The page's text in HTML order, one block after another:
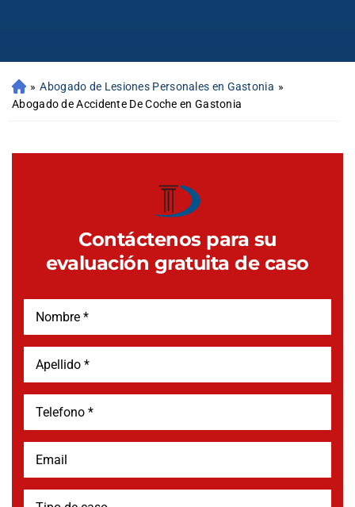
» Abogado de Lesiones Personales en Gastonia »
Abogado de Accidente De Coche en Gastonia
Contáctenos para su
evaluación gratuita de caso